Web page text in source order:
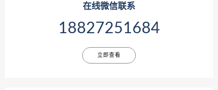
在线微信联系
18827251684
立即查看